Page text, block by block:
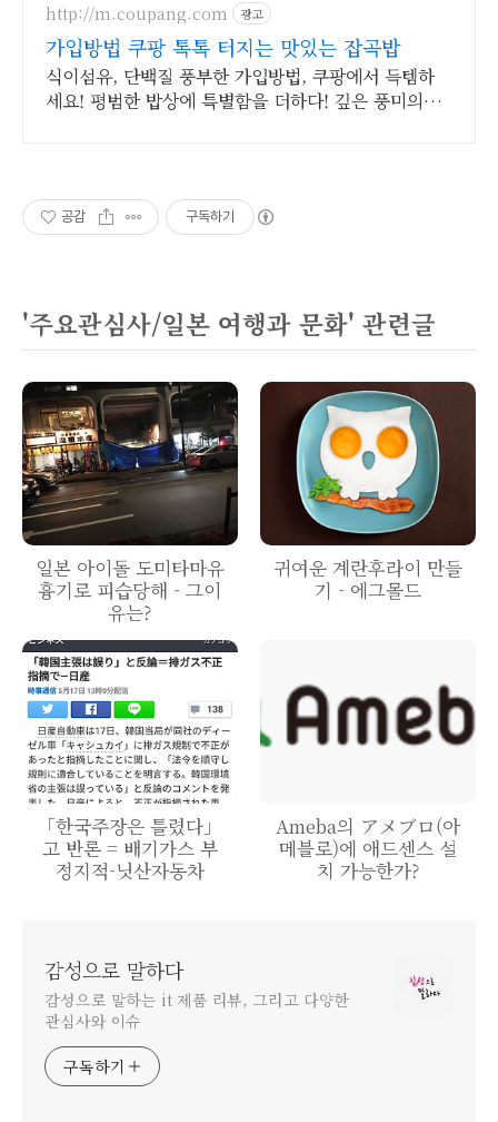
http://m.coupang.com 광고
가입방법 쿠팡 톡톡 터지는 맛있는 잡곡밥
식이섬유, 단백질 풍부한 가입방법, 쿠팡에서 득템하
세요! 평범한 밥상에 특별함을 더하다! 깊은 풍미의
공감 구독하기
'주요관심사/일본 여행과 문화' 관련글
일본 아이돌 도미타마유
흉기로 피습당해 - 그이
유는?
귀여운 계란후라이 만들
기 - 에그몰드
「한국주장은 틀렸다」
고 반론 = 배기가스 부
정지적-닛산자동차
Ameba의 アメブロ(아
메블로)에 애드센스 설
치 가능한가?
감성으로 말하다
감성으로 말하는 it 제품 리뷰, 그리고 다양한
관심사와 이슈
구독하기